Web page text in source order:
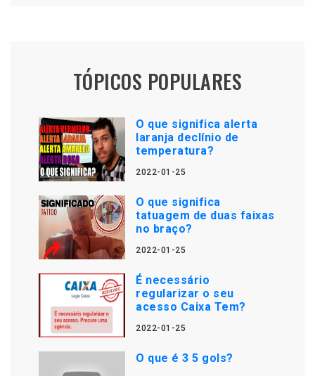
TÓPICOS POPULARES
O que significa alerta
laranja declínio de
temperatura?
2022-01-25
O que significa
tatuagem de duas faixas
no braço?
2022-01-25
É necessário
regularizar o seu
acesso Caixa Tem?
2022-01-25
O que é 3 5 gols?